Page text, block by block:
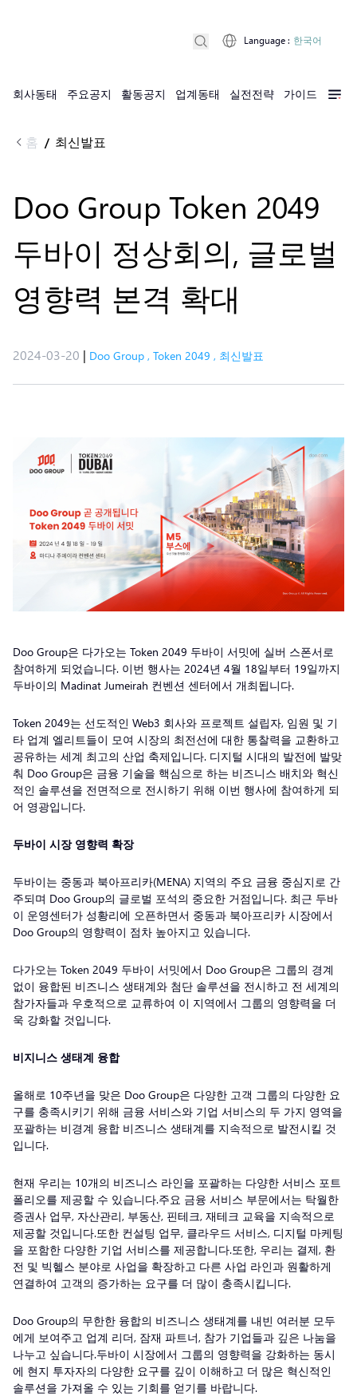
회사동태 주요공지 활동공지 업계동태 실전전략 가이드
Language : 한국어
홈 / 최신발표
Doo Group Token 2049
두바이 정상회의, 글로벌
영향력 본격 확대
2024-03-20 | Doo Group , Token 2049 , 최신발표
Doo Group은 다가오는 Token 2049 두바이 서밋에 실버 스폰서로
참여하게 되었습니다. 이번 행사는 2024년 4월 18일부터 19일까지
두바이의 Madinat Jumeirah 컨벤션 센터에서 개최됩니다.
Token 2049는 선도적인 Web3 회사와 프로젝트 설립자, 임원 및 기
타 업계 엘리트들이 모여 시장의 최전선에 대한 통찰력을 교환하고
공유하는 세계 최고의 산업 축제입니다. 디지털 시대의 발전에 발맞
춰 Doo Group은 금융 기술을 핵심으로 하는 비즈니스 배치와 혁신
적인 솔루션을 전면적으로 전시하기 위해 이번 행사에 참여하게 되
어 영광입니다.
두바이 시장 영향력 확장
두바이는 중동과 북아프리카(MENA) 지역의 주요 금융 중심지로 간
주되며 Doo Group의 글로벌 포석의 중요한 거점입니다. 최근 두바
이 운영센터가 성황리에 오픈하면서 중동과 북아프리카 시장에서
Doo Group의 영향력이 점차 높아지고 있습니다.
다가오는 Token 2049 두바이 서밋에서 Doo Group은 그룹의 경계
없이 융합된 비즈니스 생태계와 첨단 솔루션을 전시하고 전 세계의
참가자들과 우호적으로 교류하여 이 지역에서 그룹의 영향력을 더
욱 강화할 것입니다.
비지니스 생태계 융합
올해로 10주년을 맞은 Doo Group은 다양한 고객 그룹의 다양한 요
구를 충족시키기 위해 금융 서비스와 기업 서비스의 두 가지 영역을
포괄하는 비경계 융합 비즈니스 생태계를 지속적으로 발전시킬 것
입니다.
현재 우리는 10개의 비즈니스 라인을 포괄하는 다양한 서비스 포트
폴리오를 제공할 수 있습니다.주요 금융 서비스 부문에서는 탁월한
증권사 업무, 자산관리, 부동산, 핀테크, 재테크 교육을 지속적으로
제공할 것입니다.또한 컨설팅 업무, 클라우드 서비스, 디지털 마케팅
을 포함한 다양한 기업 서비스를 제공합니다.또한, 우리는 결제, 환
전 및 빅헬스 분야로 사업을 확장하고 다른 사업 라인과 원활하게
연결하여 고객의 증가하는 요구를 더 많이 충족시킵니다.
Doo Group의 무한한 융합의 비즈니스 생태계를 내빈 여러분 모두
에게 보여주고 업계 리더, 잠재 파트너, 참가 기업들과 깊은 나눔을
나누고 싶습니다.두바이 시장에서 그룹의 영향력을 강화하는 동시
에 현지 투자자의 다양한 요구를 깊이 이해하고 더 많은 혁신적인
솔루션을 가져올 수 있는 기회를 얻기를 바랍니다.